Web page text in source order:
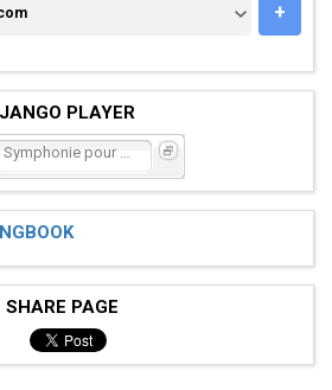
+
JANGO PLAYER
SHARE PAGE